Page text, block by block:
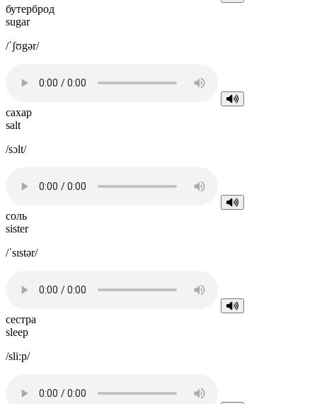
бутерброд
sugar
/ˈʃʊgər/
сахар
salt
/sɔlt/
соль
sister
/ˈsɪstər/
сестра
sleep
/sliːp/